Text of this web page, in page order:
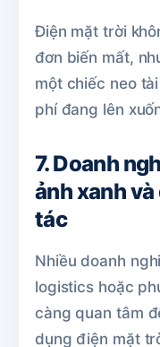
Điện mặt trời
đơn biến mất,
một chiếc neo
phí đang lên
7. Doanh
ảnh xanh
tác
Nhiều doanh
logistics hoặc
càng quan tâm
dụng điện mặt